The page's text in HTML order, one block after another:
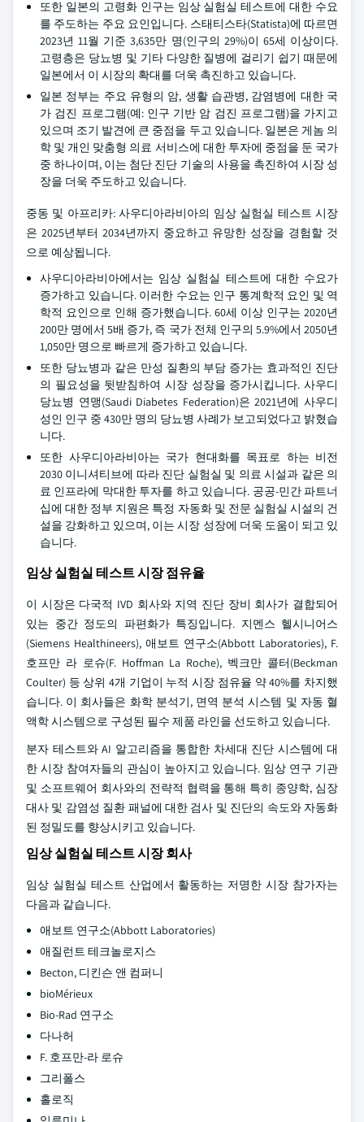
또한 일본의 고령화 인구는 임상 실험실 테스트에 대한 수요
를 주도하는 주요 요인입니다. 스태티스타(Statista)에 따르면
2023년 11월 기준 3,635만 명(인구의 29%)이 65세 이상이다.
고령층은 당뇨병 및 기타 다양한 질병에 걸리기 쉽기 때문에
일본에서 이 시장의 확대를 더욱 촉진하고 있습니다.
일본 정부는 주요 유형의 암, 생활 습관병, 감염병에 대한 국
가 검진 프로그램(예: 인구 기반 암 검진 프로그램)을 가지고
있으며 조기 발견에 큰 중점을 두고 있습니다. 일본은 게놈 의
학 및 개인 맞춤형 의료 서비스에 대한 투자에 중점을 둔 국가
중 하나이며, 이는 첨단 진단 기술의 사용을 촉진하여 시장 성
장을 더욱 주도하고 있습니다.
중동 및 아프리카: 사우디아라비아의 임상 실험실 테스트 시장
은 2025년부터 2034년까지 중요하고 유망한 성장을 경험할 것
으로 예상됩니다.
사우디아라비아에서는 임상 실험실 테스트에 대한 수요가
증가하고 있습니다. 이러한 수요는 인구 통계학적 요인 및 역
학적 요인으로 인해 증가했습니다. 60세 이상 인구는 2020년
200만 명에서 5배 증가, 즉 국가 전체 인구의 5.9%에서 2050년
1,050만 명으로 빠르게 증가하고 있습니다.
또한 당뇨병과 같은 만성 질환의 부담 증가는 효과적인 진단
의 필요성을 뒷받침하여 시장 성장을 증가시킵니다. 사우디
당뇨병 연맹(Saudi Diabetes Federation)은 2021년에 사우디
성인 인구 중 430만 명의 당뇨병 사례가 보고되었다고 밝혔습
니다.
또한 사우디아라비아는 국가 현대화를 목표로 하는 비전
2030 이니셔티브에 따라 진단 실험실 및 의료 시설과 같은 의
료 인프라에 막대한 투자를 하고 있습니다. 공공-민간 파트너
십에 대한 정부 지원은 특정 자동화 및 전문 실험실 시설의 건
설을 강화하고 있으며, 이는 시장 성장에 더욱 도움이 되고 있
습니다.
임상 실험실 테스트 시장 점유율
이 시장은 다국적 IVD 회사와 지역 진단 장비 회사가 결합되어
있는 중간 정도의 파편화가 특징입니다. 지멘스 헬시니어스
(Siemens Healthineers), 애보트 연구소(Abbott Laboratories), F.
호프만 라 로슈(F. Hoffman La Roche), 벡크만 콜터(Beckman
Coulter) 등 상위 4개 기업이 누적 시장 점유율 약 40%를 차지했
습니다. 이 회사들은 화학 분석기, 면역 분석 시스템 및 자동 혈
액학 시스템으로 구성된 필수 제품 라인을 선도하고 있습니다.
분자 테스트와 AI 알고리즘을 통합한 차세대 진단 시스템에 대
한 시장 참여자들의 관심이 높아지고 있습니다. 임상 연구 기관
및 소프트웨어 회사와의 전략적 협력을 통해 특히 종양학, 심장
대사 및 감염성 질환 패널에 대한 검사 및 진단의 속도와 자동화
된 정밀도를 향상시키고 있습니다.
임상 실험실 테스트 시장 회사
임상 실험실 테스트 산업에서 활동하는 저명한 시장 참가자는
다음과 같습니다.
애보트 연구소(Abbott Laboratories)
애질런트 테크놀로지스
Becton, 디킨슨 앤 컴퍼니
bioMérieux
Bio-Rad 연구소
다나허
F. 호프만-라 로슈
그리폴스
홀로직